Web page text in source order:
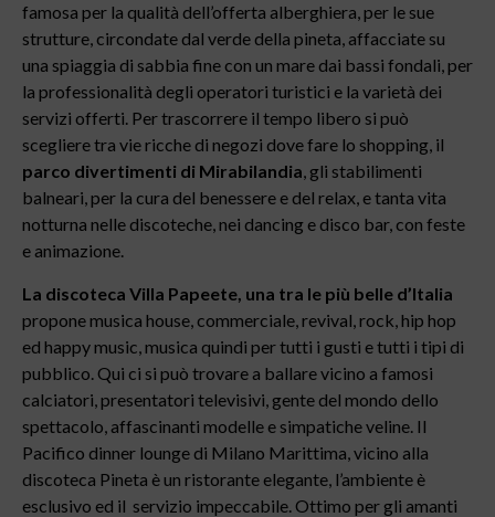
famosa per la qualità dell’offerta alberghiera, per le sue
strutture, circondate dal verde della pineta, affacciate su
una spiaggia di sabbia fine con un mare dai bassi fondali, per
la professionalità degli operatori turistici e la varietà dei
servizi offerti. Per trascorrere il tempo libero si può
scegliere tra vie ricche di negozi dove fare lo shopping, il
parco divertimenti di Mirabilandia, gli stabilimenti
balneari, per la cura del benessere e del relax, e tanta vita
notturna nelle discoteche, nei dancing e disco bar, con feste
e animazione.
La discoteca Villa Papeete, una tra le più belle d’Italia
propone musica house, commerciale, revival, rock, hip hop
ed happy music, musica quindi per tutti i gusti e tutti i tipi di
pubblico. Qui ci si può trovare a ballare vicino a famosi
calciatori, presentatori televisivi, gente del mondo dello
spettacolo, affascinanti modelle e simpatiche veline. Il
Pacifico dinner lounge di Milano Marittima, vicino alla
discoteca Pineta è un ristorante elegante, l’ambiente è
esclusivo ed il servizio impeccabile. Ottimo per gli amanti